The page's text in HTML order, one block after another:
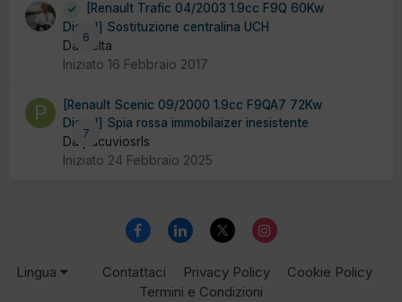
6
[Renault Trafic 04/2003 1.9cc F9Q 60Kw
Diesel] Sostituzione centralina UCH
Da delta
Iniziato 16 Febbraio 2017
7
[Renault Scenic 09/2000 1.9cc F9QA7 72Kw
Diesel] Spia rossa immobilaizer inesistente
Da pacuviosrls
Iniziato 24 Febbraio 2025
Lingua Contattaci Privacy Policy
Cookie Policy
Termini e Condizioni